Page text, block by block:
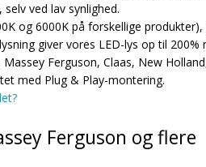
ved lav synlighed.
og 6000K på forskellige
giver vores LED-lys op til 200%
Ferguson, Claas, New
med Plug & Play-montering.
Ferguson og flere